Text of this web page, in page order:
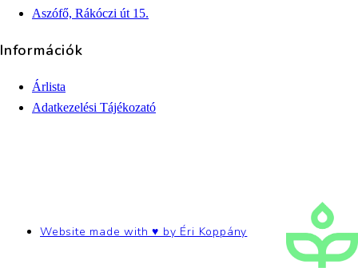
Aszófő, Rákóczi út 15.
Információk
Árlista
Adatkezelési Tájékozató
Website made with ♥ by Éri Koppány